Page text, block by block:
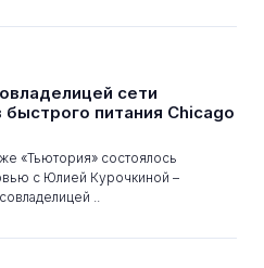
сети
быстрого питания Chicago
«Тьютория» состоялось
с Юлией Курочкиной –
..